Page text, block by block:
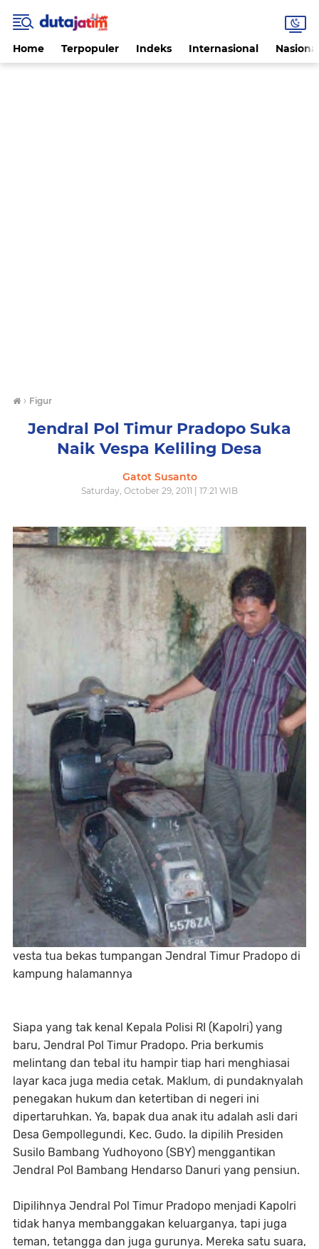
Home Terpopuler Indeks Internasional
› Figur
Jendral Pol Timur Pradopo Suka
Naik Vespa Keliling Desa
Gatot Susanto
Saturday, October 29, 2011 | 17:21 WIB
vesta tua bekas tumpangan Jendral Timur Pradopo di
kampung halamannya
Siapa yang tak kenal Kepala Polisi RI (Kapolri) yang
baru, Jendral Pol Timur Pradopo. Pria berkumis
melintang dan tebal itu hampir tiap hari menghiasai
layar kaca juga media cetak. Maklum, di pundaknyalah
penegakan hukum dan ketertiban di negeri ini
dipertaruhkan. Ya, bapak dua anak itu adalah asli dari
Desa Gempollegundi, Kec. Gudo. Ia dipilih Presiden
Susilo Bambang Yudhoyono (SBY) menggantikan
Jendral Pol Bambang Hendarso Danuri yang pensiun.
Dipilihnya Jendral Pol Timur Pradopo menjadi Kapolri
tidak hanya membanggakan keluarganya, tapi juga
teman, tetangga dan juga gurunya. Mereka satu suara,